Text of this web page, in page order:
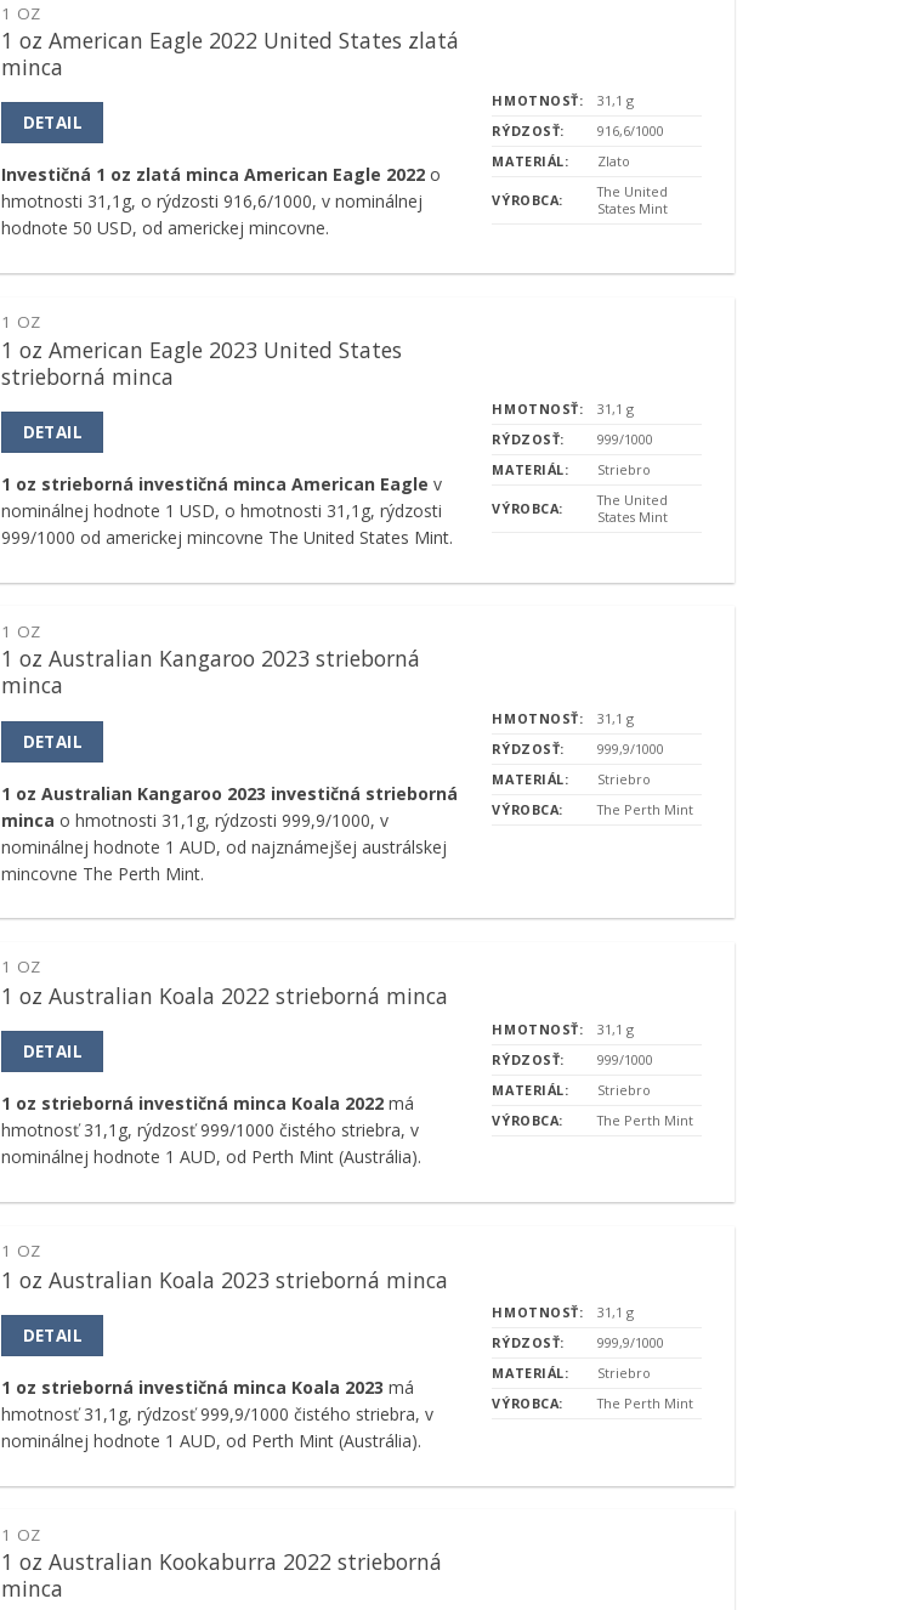
1 OZ
1 oz American Eagle 2022 United States zlatá
minca
DETAIL
Investičná 1 oz zlatá minca American Eagle 2022 o
hmotnosti 31,1g, o rýdzosti 916,6/1000, v nominálnej
hodnote 50 USD, od americkej mincovne.
HMOTNOSŤ:
31,1 g
RÝDZOSŤ:
916,6/1000
MATERIÁL:
Zlato
VÝROBCA:
The United
States Mint
1 OZ
1 oz American Eagle 2023 United States
strieborná minca
DETAIL
1 oz strieborná investičná minca American Eagle v
nominálnej hodnote 1 USD, o hmotnosti 31,1g, rýdzosti
999/1000 od americkej mincovne The United States Mint.
HMOTNOSŤ:
31,1 g
RÝDZOSŤ:
999/1000
MATERIÁL:
Striebro
VÝROBCA:
The United
States Mint
1 OZ
1 oz Australian Kangaroo 2023 strieborná
minca
DETAIL
1 oz Australian Kangaroo 2023 investičná strieborná
minca o hmotnosti 31,1g, rýdzosti 999,9/1000, v
nominálnej hodnote 1 AUD, od najznámejšej austrálskej
mincovne The Perth Mint.
HMOTNOSŤ:
31,1 g
RÝDZOSŤ:
999,9/1000
MATERIÁL:
Striebro
VÝROBCA:
The Perth Mint
1 OZ
1 oz Australian Koala 2022 strieborná minca
DETAIL
1 oz strieborná investičná minca Koala 2022má
hmotnosť 31,1g, rýdzosť 999/1000 čistého striebra, v
nominálnej hodnote 1 AUD, od Perth Mint (Austrália).
HMOTNOSŤ:
31,1 g
RÝDZOSŤ:
999/1000
MATERIÁL:
Striebro
VÝROBCA:
The Perth Mint
1 OZ
1 oz Australian Koala 2023 strieborná minca
DETAIL
1 oz strieborná investičná minca Koala 2023 má
hmotnosť 31,1g, rýdzosť 999,9/1000 čistého striebra, v
nominálnej hodnote 1 AUD, od Perth Mint (Austrália).
HMOTNOSŤ:
31,1 g
RÝDZOSŤ:
999,9/1000
MATERIÁL:
Striebro
VÝROBCA:
The Perth Mint
1 OZ
1 oz Australian Kookaburra 2022 strieborná
minca